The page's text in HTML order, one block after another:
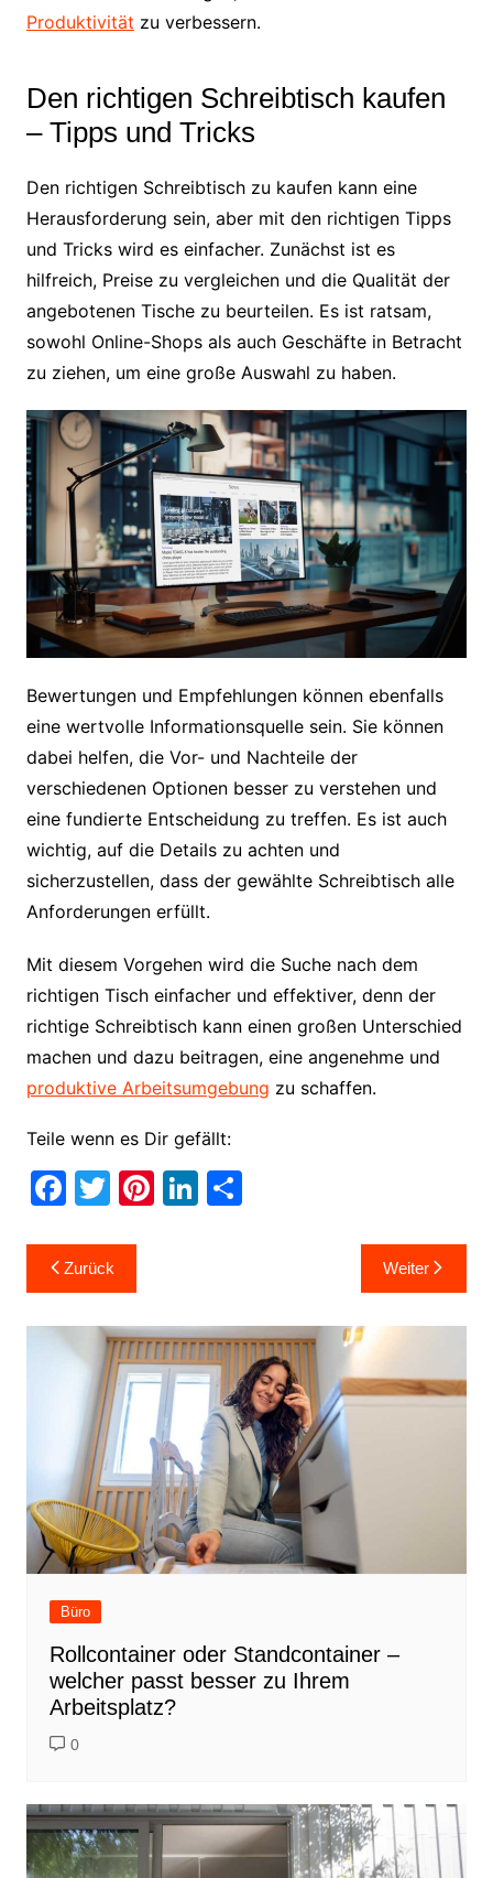
Produktivität zu verbessern.
Den richtigen Schreibtisch kaufen
– Tipps und Tricks
Den richtigen Schreibtisch zu kaufen kann eine
Herausforderung sein, aber mit den richtigen Tipps
und Tricks wird es einfacher. Zunächst ist es
hilfreich, Preise zu vergleichen und die Qualität der
angebotenen Tische zu beurteilen. Es ist ratsam,
sowohl Online-Shops als auch Geschäfte in Betracht
zu ziehen, um eine große Auswahl zu haben.
Bewertungen und Empfehlungen können ebenfalls
eine wertvolle Informationsquelle sein. Sie können
dabei helfen, die Vor- und Nachteile der
verschiedenen Optionen besser zu verstehen und
eine fundierte Entscheidung zu treffen. Es ist auch
wichtig, auf die Details zu achten und
sicherzustellen, dass der gewählte Schreibtisch alle
Anforderungen erfüllt.
Mit diesem Vorgehen wird die Suche nach dem
richtigen Tisch einfacher und effektiver, denn der
richtige Schreibtisch kann einen großen Unterschied
machen und dazu beitragen, eine angenehme und
produktive Arbeitsumgebung zu schaffen.
Teile wenn es Dir gefällt:
F
c
e
b
o
o
k
T
itt
er
Pi
st
Li
dI
n
T
Beitragsnavigation
Zurück Weiter
Büro
Rollcontainer oder Standcontainer –
welcher passt besser zu Ihrem
Arbeitsplatz?
0